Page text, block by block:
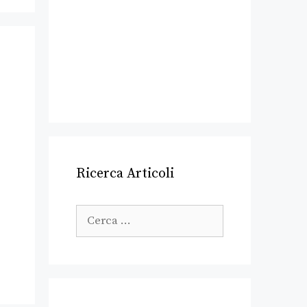
Ricerca Articoli